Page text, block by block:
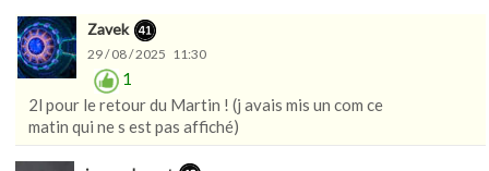
Zavek
29 / 08 / 2025 11:30
1
2l pour le retour du Martin ! (j avais mis un com ce
matin qui ne s est pas affiché)